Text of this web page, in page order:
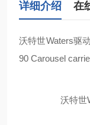
详细介绍 在
沃特世Waters驱
90 Carousel
沃特世